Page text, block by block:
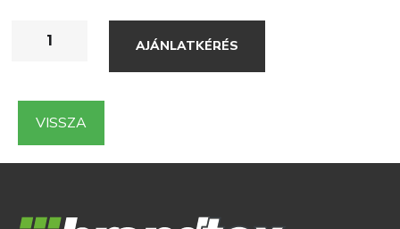
AJÁNLATKÉRÉS
VISSZA